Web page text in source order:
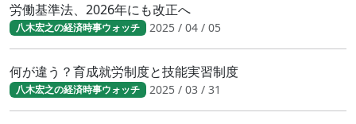
労働基準法、2026年にも改正へ
八木宏之の経済時事ウォッチ 2025 / 04 / 05
何が違う？育成就労制度と技能実習制度
八木宏之の経済時事ウォッチ 2025 / 03 / 31